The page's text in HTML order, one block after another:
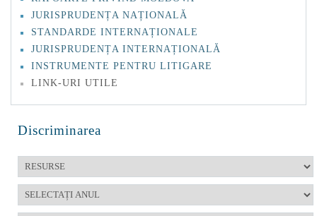
JURISPRUDENȚA NAȚIONALĂ
STANDARDE INTERNAȚIONALE
JURISPRUDENȚA INTERNAȚIONALĂ
INSTRUMENTE PENTRU LITIGARE
LINK-URI UTILE
Discriminarea